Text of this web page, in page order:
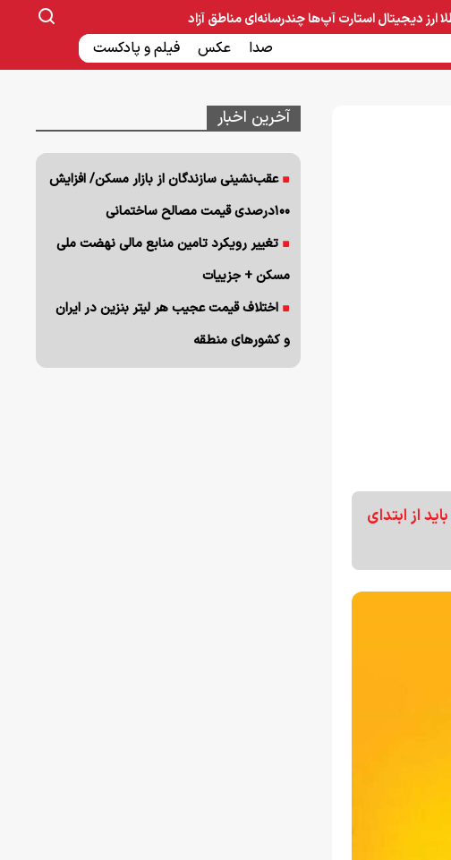
صنایع غذایی و دارویی ساخت و ساز بانک و بیمه
ارز دیجیتالاستارت آپ‌هاچندرسانه‌ای
صدا عکس فیلم و پادکست
مناطق آزاد
باید از ابتدای
آخرین اخبار
عقب‌نشینی سازندگان از بازار مسکن/ افزایش
۱۰۰درصدی قیمت مصالح ساختمانی
تغییر رویکرد تامین منابع مالی نهضت ملی
مسکن + جزییات
اختلاف قیمت عجیب هر لیتر بنزین در ایران
و کشورهای منطقه